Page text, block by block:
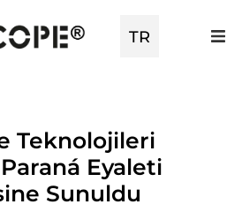
TR
EN
Teknolojileri
Eyaleti
Sunuldu